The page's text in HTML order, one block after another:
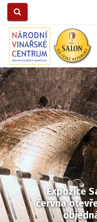
Expozice
června
Předchozí